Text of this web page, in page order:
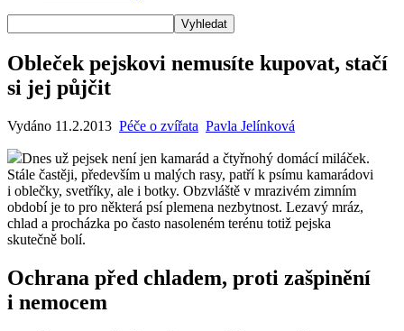
Obleček pejskovi nemusíte kupovat, stačí
si jej půjčit
Vydáno 11.2.2013 Péče o zvířata Pavla Jelínková
Dnes už pejsek není jen kamarád a čtyřnohý domácí miláček.
Stále častěji, především u malých rasy, patří k psímu kamarádovi
i oblečky, svetříky, ale i botky. Obzvláště v mrazivém zimním
období je to pro některá psí plemena nezbytnost. Lezavý mráz,
chlad a procházka po často nasoleném terénu totiž pejska
skutečně bolí.
Ochrana před chladem, proti zašpinění
i nemocem